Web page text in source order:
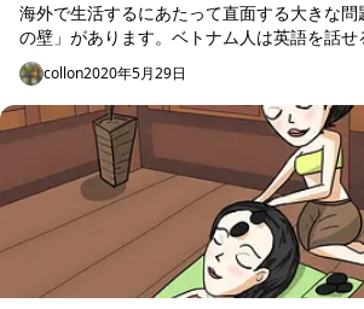
海外で生活するにあたって直面する大きな
の壁」があります。ベトナム人は英語を話せ
会話が得意ならそこまで不便もない様ですが
い為、意思疎通も出来...
collon2020年5月29日